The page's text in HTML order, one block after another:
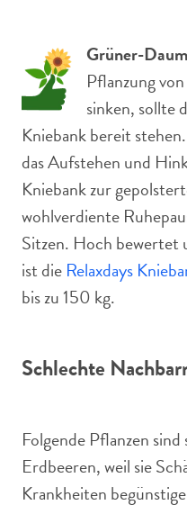
Grüner-
Pflanzung
sinken, sollte
Kniebank bereit
das Aufstehen und
Kniebank zur
wohlverdiente
Sitzen. Hoch bewertet
ist die Relaxdays
bis zu 150 kg.
Schlechte
Folgende Pflanzen
Erdbeeren, weil sie
Krankheiten